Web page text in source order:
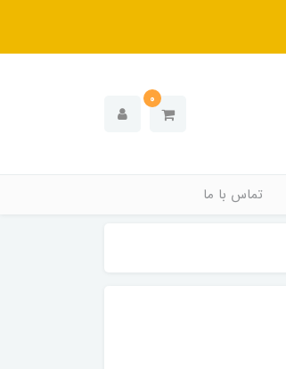
0
تماس با ما